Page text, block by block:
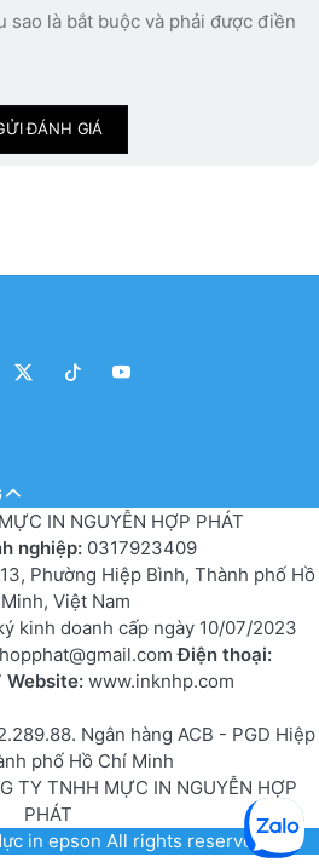
sao là bắt buộc và phải được điền
ĐÁNH GIÁ
IN NGUYỄN HỢP PHÁT
nghiệp: 0317923409
Phường Hiệp Bình, Thành phố Hồ
Việt Nam
kinh doanh cấp ngày 10/07/2023
Điện thoại:
Website: www.inknhp.com
Ngân hàng ACB - PGD Hiệp
phố Hồ Chí Minh
TY TNHH MỰC IN NGUYỄN HỢP
PHÁT
in epson All rights reserved.